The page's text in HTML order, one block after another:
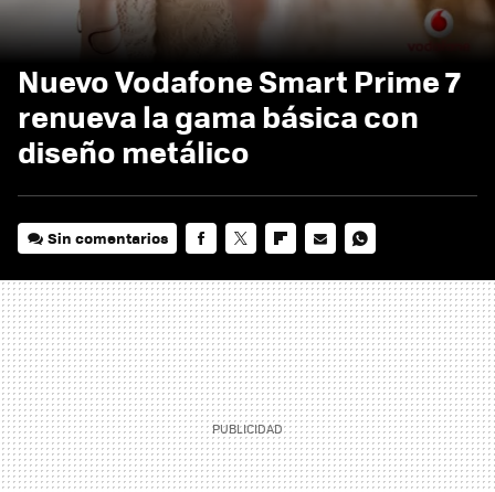
Nuevo Vodafone Smart Prime 7
renueva la gama básica con
diseño metálico
Sin comentarios
MAIL